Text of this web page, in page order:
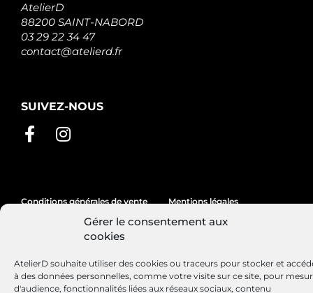
Gérer le consentement aux
cookies
AtelierD souhaite utiliser des cookies ou traceurs pour stocker et
à des données personnelles, comme votre visite sur ce site, pour
d'audience, fonctionnalités liées aux réseaux sociaux, contenu
AtelierD
88200 SAINT-NABORD
03 29 22 34 47
contact@atelierd.fr
SUIVEZ-NOUS
Conditions générales de vente Mentions légales
Politique de cookies
Site réalisé par LézardsCréation